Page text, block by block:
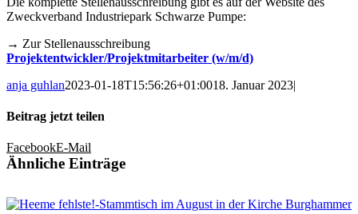
Zweckverband Industriepark Schwarze Pumpe:
→ Zur Stellenausschreibung
Projektentwickler/Projektmitarbeiter (w/m/d)
anja guhlan2023-01-18T15:56:26+01:0018. Januar 2023|
Beitrag jetzt teilen
FacebookE-Mail
Ähnliche Einträge